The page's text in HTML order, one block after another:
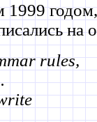
на
rules,